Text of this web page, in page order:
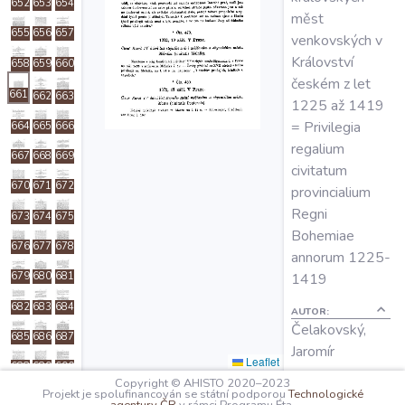
O projektu
Autoři
Nápověda
652 653 654
655 656 657
658 659 660
661 662 663
664 665 666
667 668 669
670 671 672
673 674 675
676 677 678
679 680 681
682 683 684
685 686 687
688 689 690
692 693
Leaflet
měst
venkovských v
Království
českém z let
1225 až 1419
= Privilegia
regalium
civitatum
provincialium
Regni
Bohemiae
annorum 1225-
1419
AUTOR:
Čelakovský,
Jaromír
Copyright © AHISTO 2020–2023
Projekt je spolufinancován se státní podporouTechnologické